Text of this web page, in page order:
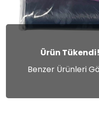
Ürün Tükendi!
Benzer Ürünleri